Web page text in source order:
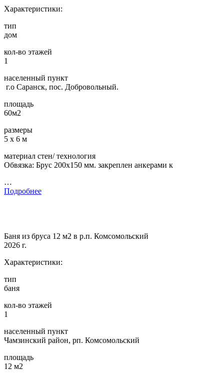
Характеристики:
тип
дом
кол-во этажей
1
населенный пункт
г.о Саранск, пос. Добровольный.
площадь
60м2
размеры
5 х 6 м
материал стен/ технология
Обвязка: Брус 200х150 мм. закреплен анкерами к
…
Подробнее
Баня из бруса 12 м2 в р.п. Комсомольский
2026 г.
Характеристики:
тип
баня
кол-во этажей
1
населенный пункт
Чамзинский район, рп. Комсомольский
площадь
12 м2